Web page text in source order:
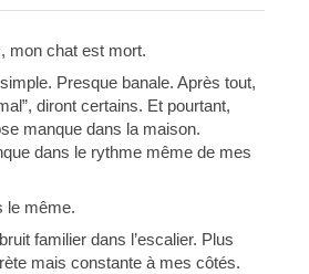
mon chat est mort.
Presque banale. Après tout,
diront certains. Et pourtant,
manque dans la maison.
dans le rythme même de mes
le même.
familier dans l’escalier. Plus
mais constante à mes côtés.